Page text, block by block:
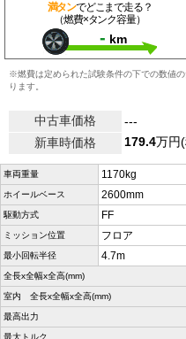
満タンでどこまで走る？
（燃費×タンク容量）
- km
※燃費は定められた試験条件の下での数値
ります。
中古車価格
---
新車時価格
179.4万円
車両重量 1170kg
ホイールベース 2600mm
駆動方式 FF
ミッション位置 フロア
最小回転半径 4.7m
全長x全幅x全高(mm)
室内 全長x全幅x全高(mm)
最高出力
最大トルク